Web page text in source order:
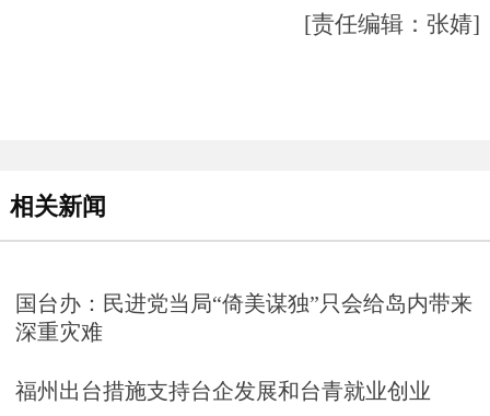
[责任编辑：张婧]
相关新闻
国台办：民进党当局“倚美谋独”只会给岛内带来
深重灾难
福州出台措施支持台企发展和台青就业创业